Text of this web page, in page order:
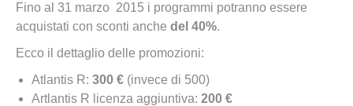
Fino al 31 marzo 2015 i programmi potranno essere
acquistati con sconti anche del 40%.
Ecco il dettaglio delle promozioni:
Atlantis R: 300 € (invece di 500)
Artlantis R licenza aggiuntiva: 200 €